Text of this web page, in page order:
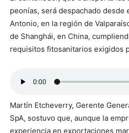
peonías, será despachado desde
Antonio, en la región de
de Shanghái, en China,
requisitos fitosanitarios exigidos
Martín Etcheverry, Gerente
SpA, sostuvo que, aunque la
experiencia en exportaciones